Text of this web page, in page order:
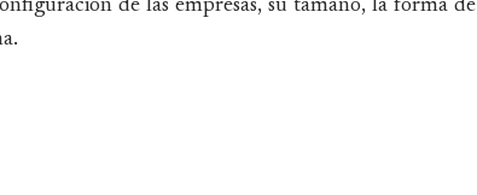
de las empresas, su tamaño, la forma de